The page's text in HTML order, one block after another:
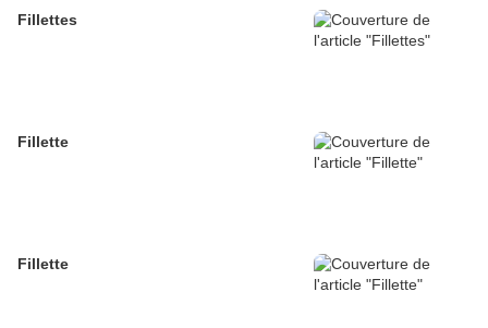
Fillettes
Fillette
Fillette